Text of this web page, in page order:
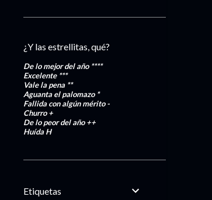
¿Y las estrellitas, qué?
De lo mejor del año ****
Excelente***
Vale la pena **
Aguanta el palomazo *
Fallida con algún mérito-
Churro+
De lo peor del año++
HuídaH
Etiquetas